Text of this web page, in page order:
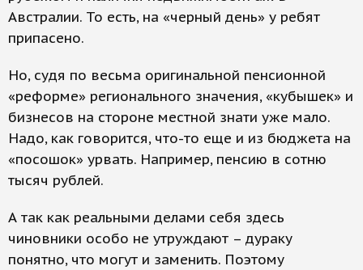
Австралии. То есть, на «черный день» у ребят
припасено.
Но, судя по весьма оригинальной пенсионной
«реформе» регионального значения, «кубышек» и
бизнесов на стороне местной знати уже мало.
Надо, как говорится, что-то еще и из бюджета на
«посошок» урвать. Например, пенсию в сотню
тысяч рублей.
А так как реальными делами себя здесь
чиновники особо не утруждают – дураку
понятно, что могут и заменить. Поэтому